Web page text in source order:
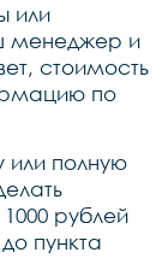
или
менеджер и
стоимость
по
или полную
рублей
пункта